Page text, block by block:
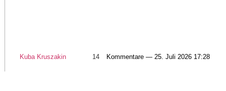
Kuba Kruszakin 14 Kommentare — 25. Juli 2026 17:28